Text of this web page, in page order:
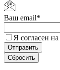
Ваш email*
Я согласен на